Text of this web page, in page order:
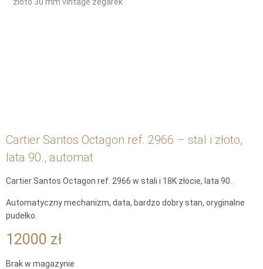
Cartier Santos Octagon ref. 2966 – stal i złoto,
lata 90., automat
Cartier Santos Octagon ref. 2966 w stali i 18K złocie, lata 90.
Automatyczny mechanizm, data, bardzo dobry stan, oryginalne
pudełko.
12000 zł
Brak w magazynie